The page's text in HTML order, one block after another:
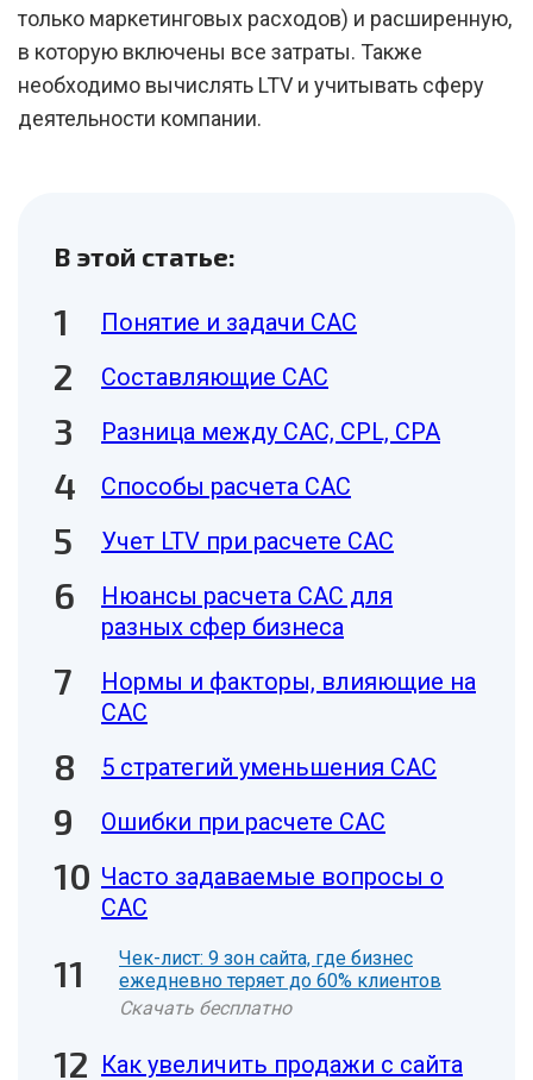
только маркетинговых расходов) и расширенную,
в которую включены все затраты. Также
необходимо вычислять LTV и учитывать сферу
деятельности компании.
В этой статье:
Понятие и задачи CAC
Составляющие CAC
Разница между CAC, CPL, CPA
Способы расчета CAC
Учет LTV при расчете CAC
Нюансы расчета CAC для
разных сфер бизнеса
Нормы и факторы, влияющие на
CAC
5 стратегий уменьшения CAC
Ошибки при расчете CAC
Часто задаваемые вопросы о
CAC
Чек-лист: 9 зон сайта, где бизнес
ежедневно теряет до 60% клиентов
Скачать бесплатно
Как увеличить продажи с сайта